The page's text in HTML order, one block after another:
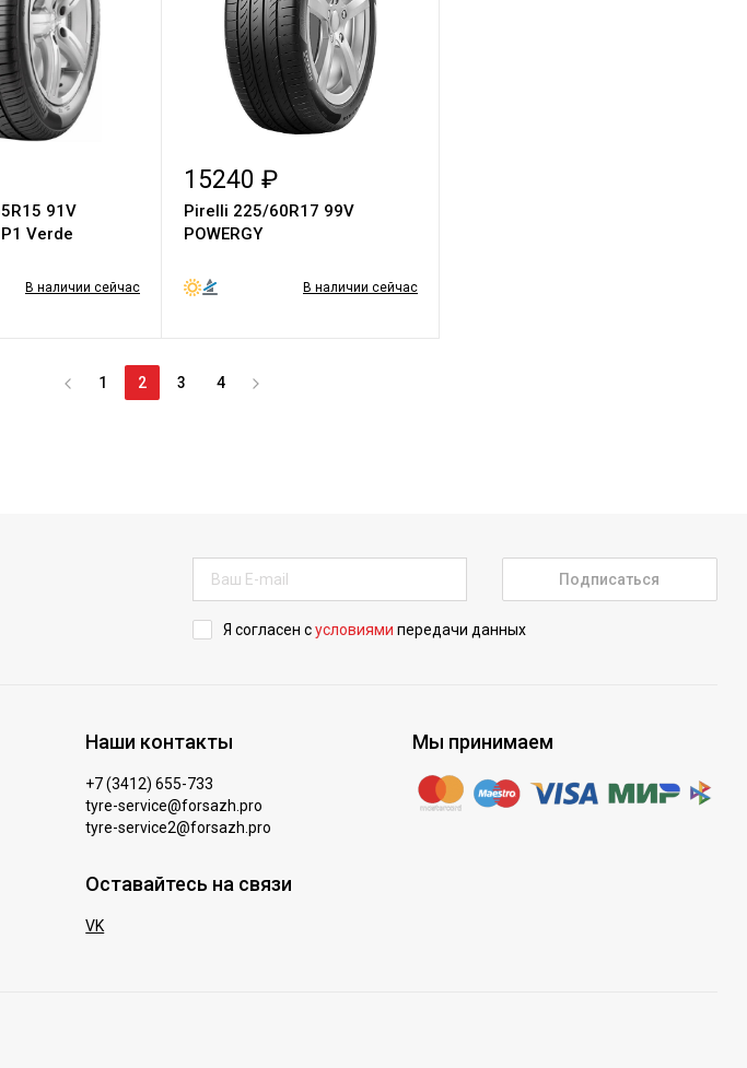
91V
P1 Verde
В наличии сейчас
15240 ₽
Pirelli 225/60R17 99V
POWERGY
В наличии сейчас
1 2 3 4
Подписаться
Я согласен сусловиями передачи данных
Наши контакты
+7 (3412) 655-733
tyre-service@forsazh.pro
tyre-service2@forsazh.pro
Оставайтесь на связи
VK
Мы принимаем